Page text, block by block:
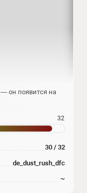
— он появится на
32
30 / 32
de_dust_rush_dfc
~